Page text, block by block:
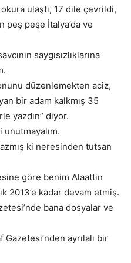
ulaştı, 17 dile çevrildi,
peş peşe İtalya’da ve
saygısızlıklarına
düzenlemekten aciz,
bir adam kalkmış 35
yazdın” diyor.
ki neresinden tutsan
göre benim Alaattin
2013’e kadar devam etmiş.
bana dosyalar ve
Gazetesi’nden ayrılalı bir